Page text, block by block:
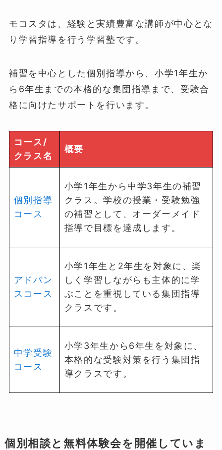
モコスタは、経験と実績豊富な講師が中心とな
り学習指導を行う学習塾です。
補習を中心とした個別指導から、小学1年生か
ら6年生までの本格的な集団指導まで、受験合
格に向けたサポートを行います。
コース/
クラス名
概要
個別指導
コース
小学1年生から中学3年生の補習
クラス。学校の授業・受験勉強
の補習として、オーダーメイド
指導で目標を達成します。
アドバン
スコース
小学1年生と2年生を対象に、楽
しく学習しながらも主体的に学
ぶことを重視している集団指導
クラスです。
中学受験
コース
小学3年生から6年生を対象に、
本格的な受験対策を行う集団指
導クラスです。
個別相談と無料体験会を開催していま